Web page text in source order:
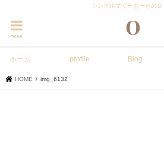
シングルマザーおーせのＤ
menu
ホーム profile Blog
HOME img_6132